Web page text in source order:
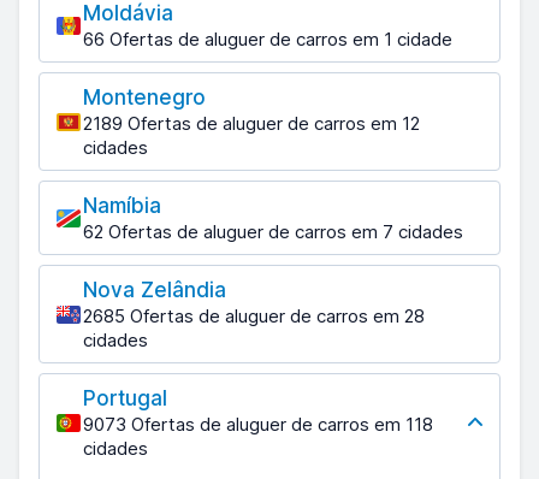
Moldávia
66 Ofertas de aluguer de carros em 1 cidade
Montenegro
2189 Ofertas de aluguer de carros em 12
cidades
Namíbia
62 Ofertas de aluguer de carros em 7 cidades
Nova Zelândia
2685 Ofertas de aluguer de carros em 28
cidades
Portugal
9073 Ofertas de aluguer de carros em 118
cidades